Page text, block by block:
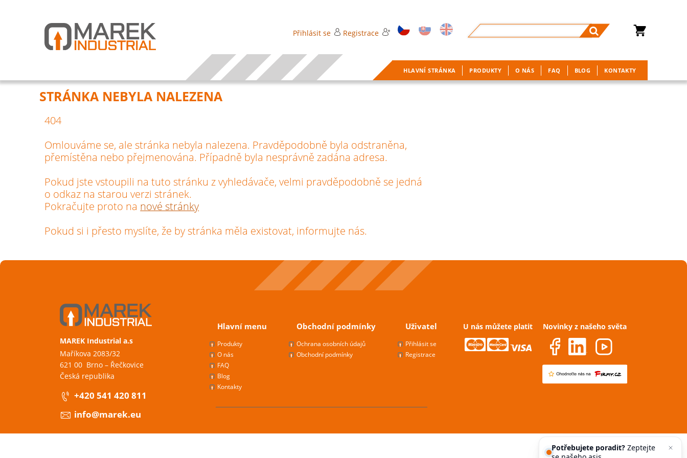
Přihlásit se Registrace
HLAVNÍ STRÁNKA PRODUKTY O NÁS FAQ BLOG KONTAKTY
STRÁNKA NEBYLA NALEZENA
404
Omlouváme se, ale stránka nebyla nalezena. Pravděpodobně byla odstraněna,
přemístěna nebo přejmenována. Případně byla nesprávně zadána adresa.
Pokud jste vstoupili na tuto stránku z vyhledávače, velmi pravděpodobně se jedná
o odkaz na starou verzi stránek.
Pokračujte proto na nové stránky
Pokud si i přesto myslíte, že by stránka měla existovat, informujte nás.
MAREK Industrial a.s
Maříkova 2083/32
621 00 Brno – Řečkovice
Česká republika
+420 541 420 811
info@marek.eu
Hlavní menu
Produkty
O nás
FAQ
Blog
Kontakty
Obchodní podmínky
Ochrana osobních údajů
Obchodní podmínky
Uživatel
Přihlásit se
Registrace
U nás můžete platit Novinky z našeho světa
Potřebujete poradit? Zeptejte